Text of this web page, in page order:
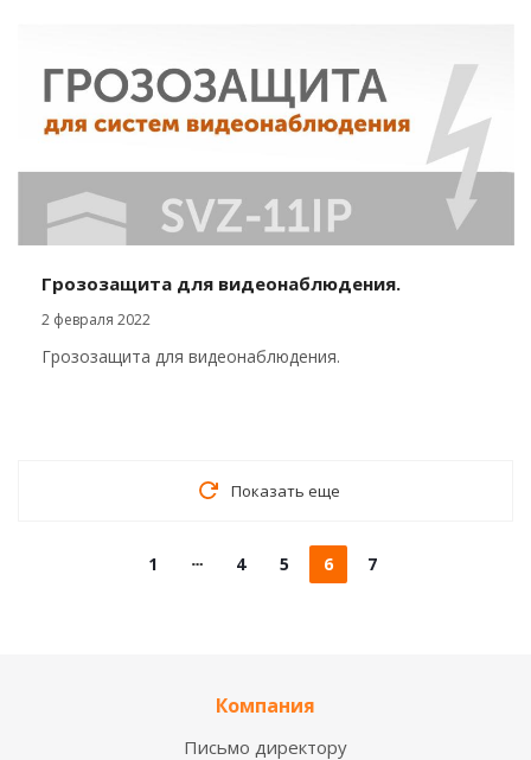
Грозозащита для видеонаблюдения.
2 февраля 2022
Грозозащита для видеонаблюдения.
Показать еще
1 4 5 6 7
Компания
Письмо директору